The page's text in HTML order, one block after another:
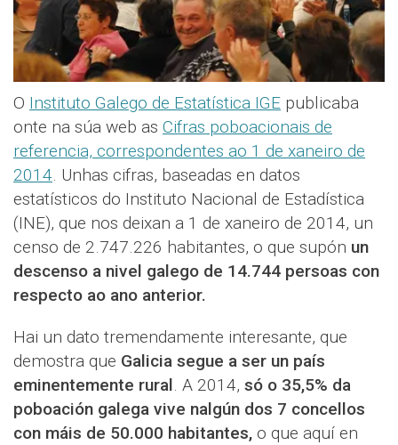
O Instituto Galego de Estatística IGE publicaba
onte na súa web as Cifras poboacionais de
referencia, correspondentes ao 1 de xaneiro de
2014. Unhas cifras, baseadas en datos
estatísticos do Instituto Nacional de Estadística
(INE), que nos deixan a 1 de xaneiro de 2014, un
censo de 2.747.226 habitantes, o que supón un
descenso a nivel galego de 14.744 persoas con
respecto ao ano anterior.
Hai un dato tremendamente interesante, que
demostra que Galicia segue a ser un país
eminentemente rural. A 2014, só o 35,5% da
poboación galega vive nalgún dos 7 concellos
con máis de 50.000 habitantes, o que aquí en